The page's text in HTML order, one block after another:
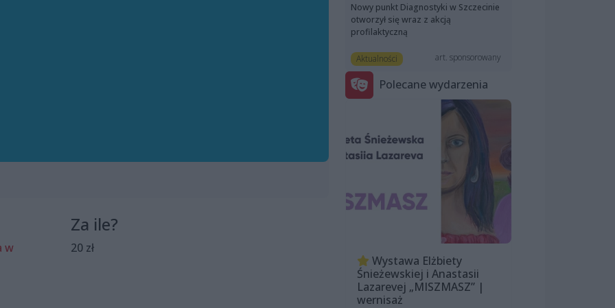
w
Za ile?
20 zł
Nowy punkt Diagnostyki w Szczecinie
otworzył się wraz z akcją
profilaktyczną
Aktualności art. sponsorowany
Polecane wydarzenia
Wystawa Elżbiety
Śnieżewskiej i Anastasii
Lazarevej „MISZMASZ” |
wernisaż